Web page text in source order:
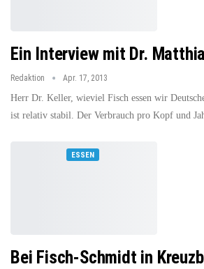
Ein Interview mit Dr.
Redaktion Apr. 17, 2013
Herr Dr. Keller, wieviel Fisch essen wir
ist relativ stabil. Der Verbrauch pro Kopf und
ESSEN
Bei Fisch-Schmidt in